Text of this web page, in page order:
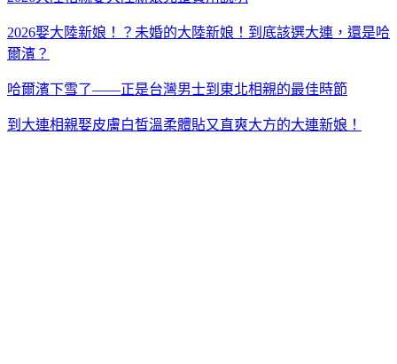
2026娶大陸新娘！？未婚的大陸新娘！到底該選大連，還是哈
爾濱？
哈爾濱下雪了——正是台灣男士到東北相親的最佳時節
到大連相親娶皮膚白皙溫柔體貼又直爽大方的大連新娘！